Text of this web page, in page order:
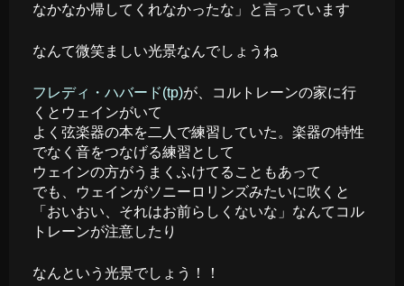
なかなか帰してくれなかったな」と言っています
なんて微笑ましい光景なんでしょうね
フレディ・ハバード(tp)が、コルトレーンの家に行
くとウェインがいて
よく弦楽器の本を二人で練習していた。楽器の特性
でなく音をつなげる練習として
ウェインの方がうまくふけてることもあって
でも、ウェインがソニーロリンズみたいに吹くと
「おいおい、それはお前らしくないな」なんてコル
トレーンが注意したり
なんという光景でしょう！！